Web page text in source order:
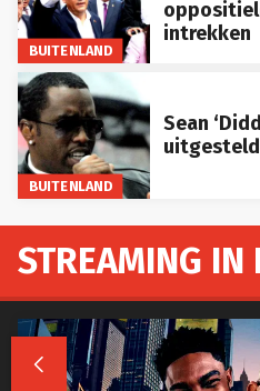
BUITENLAND
intrekken
BUITENLAND
Sean
STREAMING IN
